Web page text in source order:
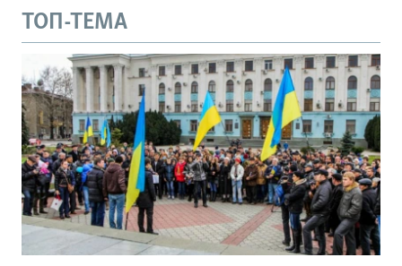
ТОП-ТЕМА